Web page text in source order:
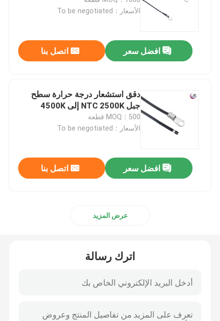
مسبار الثرمستور NTC
حرارة فيلم رقيق
الثرمستور حبة الزجاج
مستشعر درجة الحرارة RTD
الأسعار：To be negotiated
افضل سعر اتصل بنا
دقق استشعار درجة حرارة سطح
جبل NTC 2500K إلى 4500K
MOQ：500 قطعة
الأسعار：To be negotiated
افضل سعر اتصل بنا
عرض المزيد
اترك رسالة